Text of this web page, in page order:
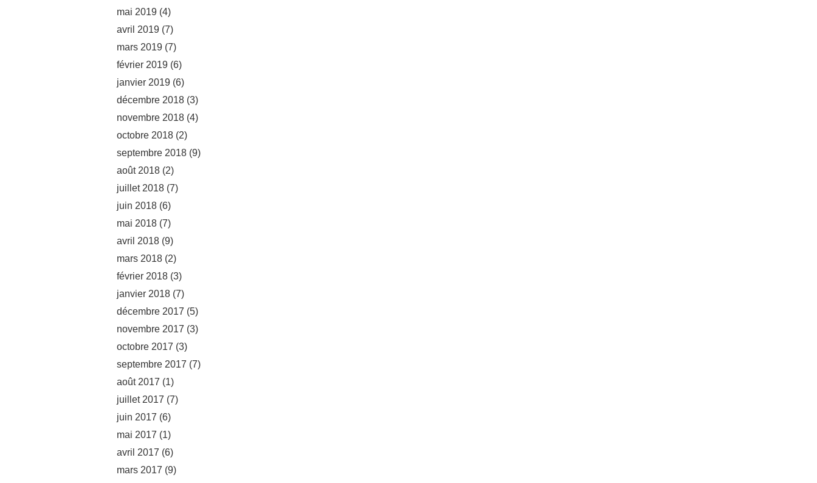
mai 2019 (4)
avril 2019 (7)
mars 2019 (7)
février 2019 (6)
janvier 2019 (6)
décembre 2018 (3)
novembre 2018 (4)
octobre 2018 (2)
septembre 2018 (9)
août 2018 (2)
juillet 2018 (7)
juin 2018 (6)
mai 2018 (7)
avril 2018 (9)
mars 2018 (2)
février 2018 (3)
janvier 2018 (7)
décembre 2017 (5)
novembre 2017 (3)
octobre 2017 (3)
septembre 2017 (7)
août 2017 (1)
juillet 2017 (7)
juin 2017 (6)
mai 2017 (1)
avril 2017 (6)
mars 2017 (9)